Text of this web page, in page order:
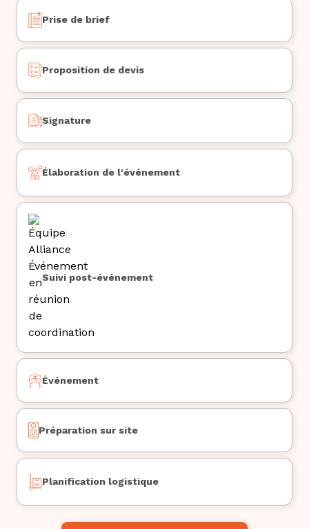
Prise de brief
Proposition de devis
Signature
Élaboration de l'événement
Suivi post-événement
Événement
Préparation sur site
Planification logistique